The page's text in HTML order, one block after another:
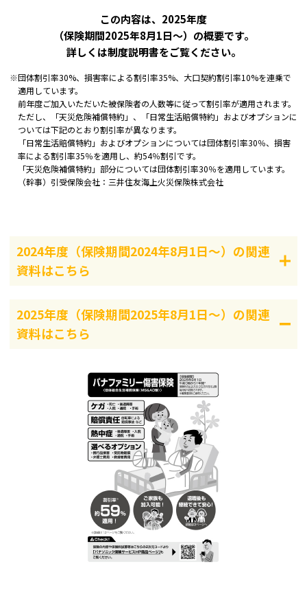
この内容は、2025年度
（保険期間2025年8月1日～）の概要です。
詳しくは制度説明書をご覧ください。
※団体割引率30%、損害率による割引率35%、大口契約割引率10%を連乗で
適用しています。
前年度ご加入いただいた被保険者の人数等に従って割引率が適用されます。
ただし、「天災危険補償特約」、「日常生活賠償特約」およびオプションに
ついては下記のとおり割引率が異なります。
「日常生活賠償特約」およびオプションについては団体割引率30％、損害
率による割引率35％を適用し、約54％割引です。
「天災危険補償特約」部分については団体割引率30％を適用しています。
（幹事）引受保険会社：三井住友海上火災保険株式会社
2024年度（保険期間2024年8月1日～）の関連
資料はこちら
2025年度（保険期間2025年8月1日～）の関連
資料はこちら